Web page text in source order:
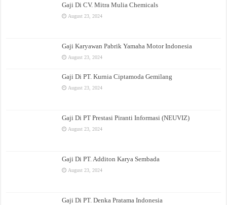
Gaji Di CV. Mitra Mulia Chemicals
August 23, 2024
Gaji Karyawan Pabrik Yamaha Motor Indonesia
August 23, 2024
Gaji Di PT. Kurnia Ciptamoda Gemilang
August 23, 2024
Gaji Di PT Prestasi Piranti Informasi (NEUVIZ)
August 23, 2024
Gaji Di PT. Additon Karya Sembada
August 23, 2024
Gaji Di PT. Denka Pratama Indonesia